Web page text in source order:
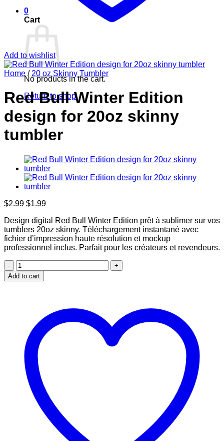
0
Cart
No products in the cart.
Return to shop
Add to wishlist
Home / 20 oz Skinny Tumbler
Red Bull Winter Edition
design for 20oz skinny
tumbler
$2.99 Original
was:
$2.99.
$1.99Current
is:
$1.99.
Design digital Red Bull Winter Edition prêt à sublimer sur vos
tumblers 20oz skinny. Téléchargement instantané avec
fichier d’impression haute résolution et mockup
professionnel inclus. Parfait pour les créateurs et revendeurs.
Red
Bull
Winter
skinny
tumbler
quantity
Add to cart